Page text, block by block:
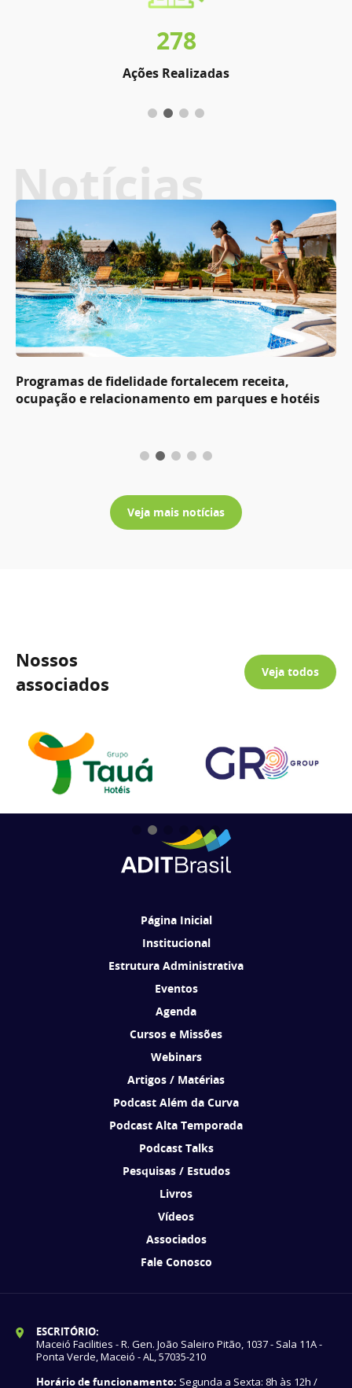
278
Ações Realizadas
Notícias
Programas de fidelidade fortalecem receita,
ocupação e relacionamento em parques e hotéis
Veja mais notícias
Nossos
associados
Veja todos
Página Inicial
Institucional
Estrutura Administrativa
Eventos
Agenda
Cursos e Missões
Webinars
Artigos / Matérias
Podcast Além da Curva
Podcast Alta Temporada
Podcast Talks
Pesquisas / Estudos
Livros
Vídeos
Associados
Fale Conosco
ESCRITÓRIO:
Maceió Facilities - R. Gen. João Saleiro Pitão, 1037 - Sala 11A -
Ponta Verde, Maceió - AL, 57035-210
Horário de funcionamento: Segunda a Sexta: 8h às 12h /